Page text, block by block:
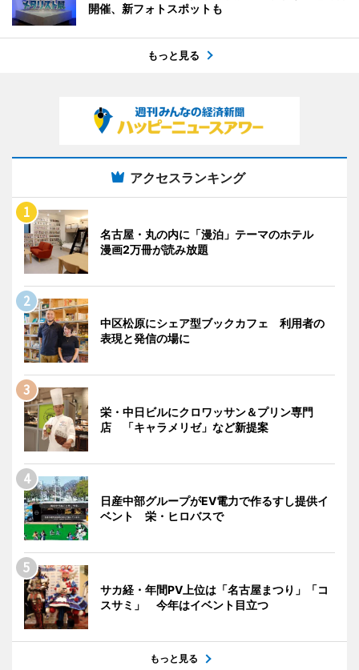
開催、新フォトスポットも
もっと見る
アクセスランキング
名古屋・丸の内に「漫泊」テーマのホテル
漫画2万冊が読み放題
中区松原にシェア型ブックカフェ 利用者の
表現と発信の場に
栄・中日ビルにクロワッサン＆プリン専門
店 「キャラメリゼ」など新提案
日産中部グループがEV電力で作るすし提供イ
ベント 栄・ヒロバスで
サカ経・年間PV上位は「名古屋まつり」「コ
スサミ」 今年はイベント目立つ
もっと見る